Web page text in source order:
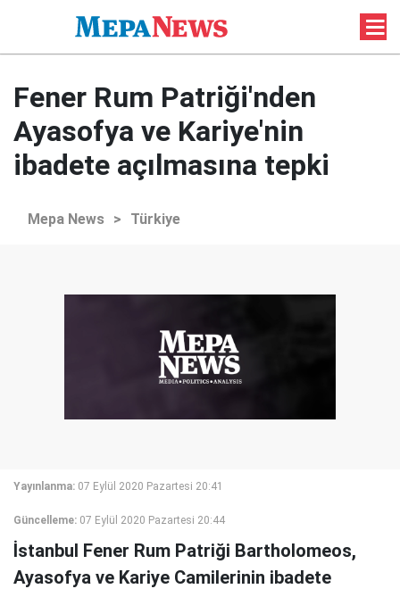
Fener Rum Patriği'nden
Ayasofya ve Kariye'nin
ibadete açılmasına tepki
Mepa News > Türkiye
Yayınlanma: 07 Eylül 2020 Pazartesi 20:41
Güncelleme: 07 Eylül 2020 Pazartesi 20:44
İstanbul Fener Rum Patriği Bartholomeos,
Ayasofya ve Kariye Camilerinin ibadete